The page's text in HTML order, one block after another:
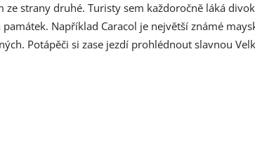
ze strany druhé. Turisty sem každoročně láká
Například Caracol je největší známé
Potápěči si zase jezdí prohlédnout slavnou